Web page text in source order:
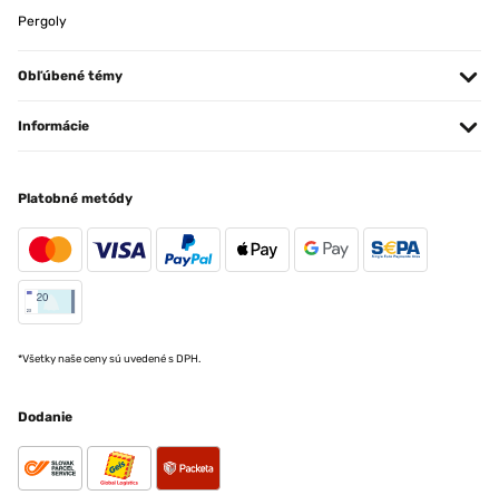
Pergoly
Obľúbené témy
Informácie
Platobné metódy
*Všetky naše ceny sú uvedené s DPH.
Dodanie